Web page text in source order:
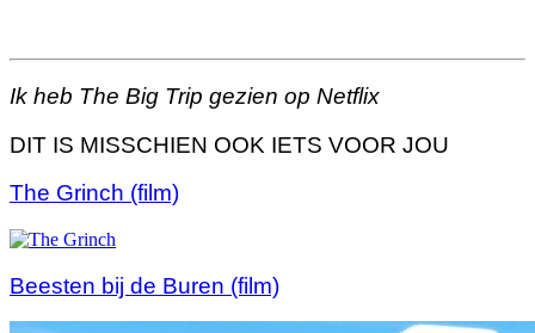
Ik heb The Big Trip gezien op Netflix
DIT IS MISSCHIEN OOK IETS VOOR JOU
The Grinch (film)
Beesten bij de Buren (film)